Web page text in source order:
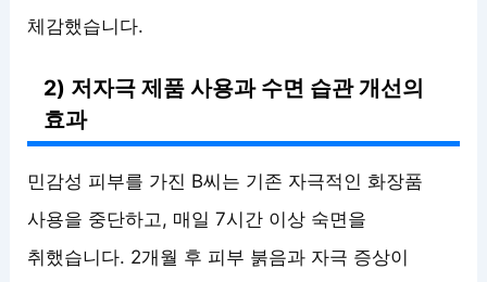
체감했습니다.
2) 저자극 제품 사용과 수면 습관 개선의
효과
민감성 피부를 가진 B씨는 기존 자극적인 화장품
사용을 중단하고, 매일 7시간 이상 숙면을
취했습니다. 2개월 후 피부 붉음과 자극 증상이